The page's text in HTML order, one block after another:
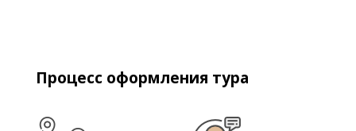
Процесс оформления тура